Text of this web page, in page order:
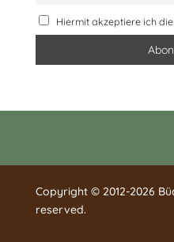
Hiermit akzeptiere ich
Copyright © 2012-2026
reserved.